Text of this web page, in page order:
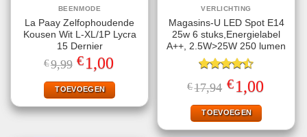
BEENMODE
La Paay Zelfophoudende
Kousen Wit L-XL/1P Lycra
15 Dernier
€9,99 Oorspronkelijke
prijs
was:
€9,99.
€1,00
is:
€1,00.
TOEVOEGEN
VERLICHTING
Magasins-U LED Spot E14
25w 6 stuks,Energielabel
A++, 2.5W>25W 250 lumen
Gewaardeerd
4.50uit 5
€17,94 Oorspronkelijke
prijs
was:
€17,94.
€1,00Huidige
prijs
TOEVOEGEN